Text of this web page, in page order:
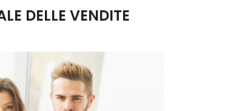
DELLE VENDITE